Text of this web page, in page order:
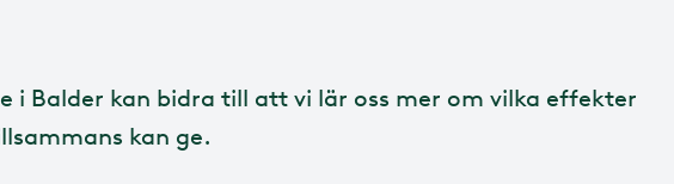
i Balder kan bidra till att vi lär oss mer om vilka effekter
kan ge.